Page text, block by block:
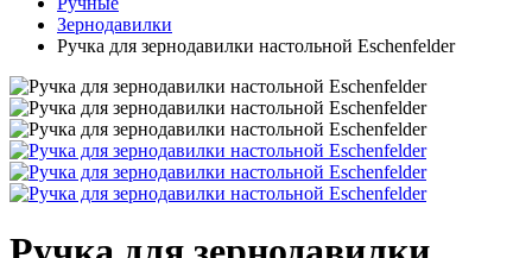
Зернодавилки
Ручка для зернодавилки настольной Eschenfelder